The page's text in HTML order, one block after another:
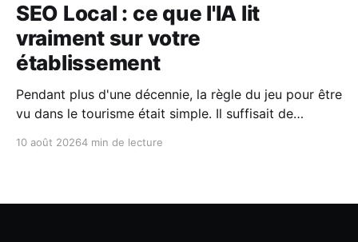
SEO Local : ce que l'IA lit
vraiment sur votre
établissement
Pendant plus d'une décennie, la règle du jeu pour être
vu dans le tourisme était simple. Il suffisait de
10 août 20264 min de lecture